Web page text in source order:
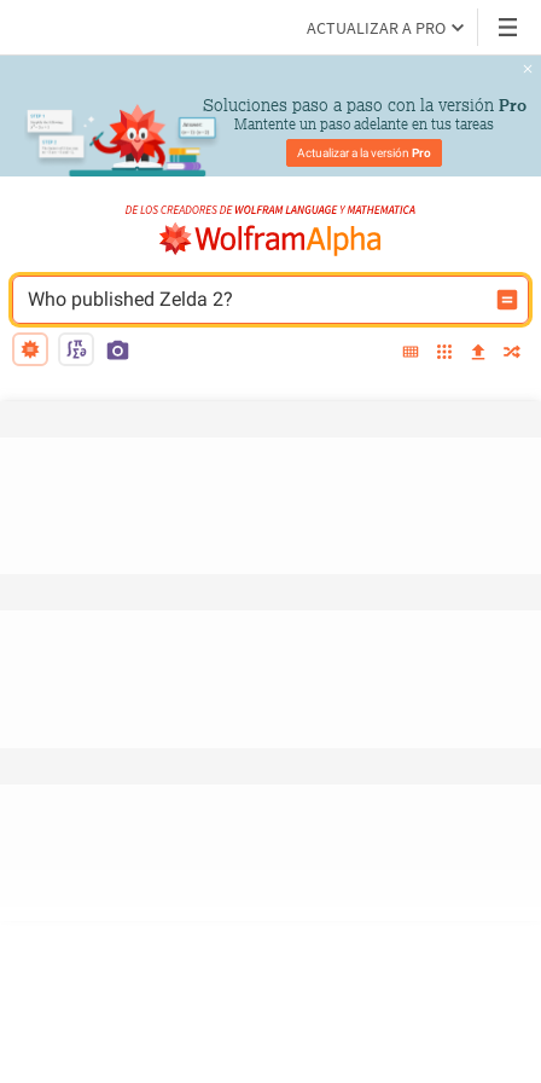
ACTUALIZAR A PRO
Soluciones paso a paso con la versión Pro
Mantente un paso adelante en tus tareas
Actualizar a la versión Pro
Who published Zelda 2?